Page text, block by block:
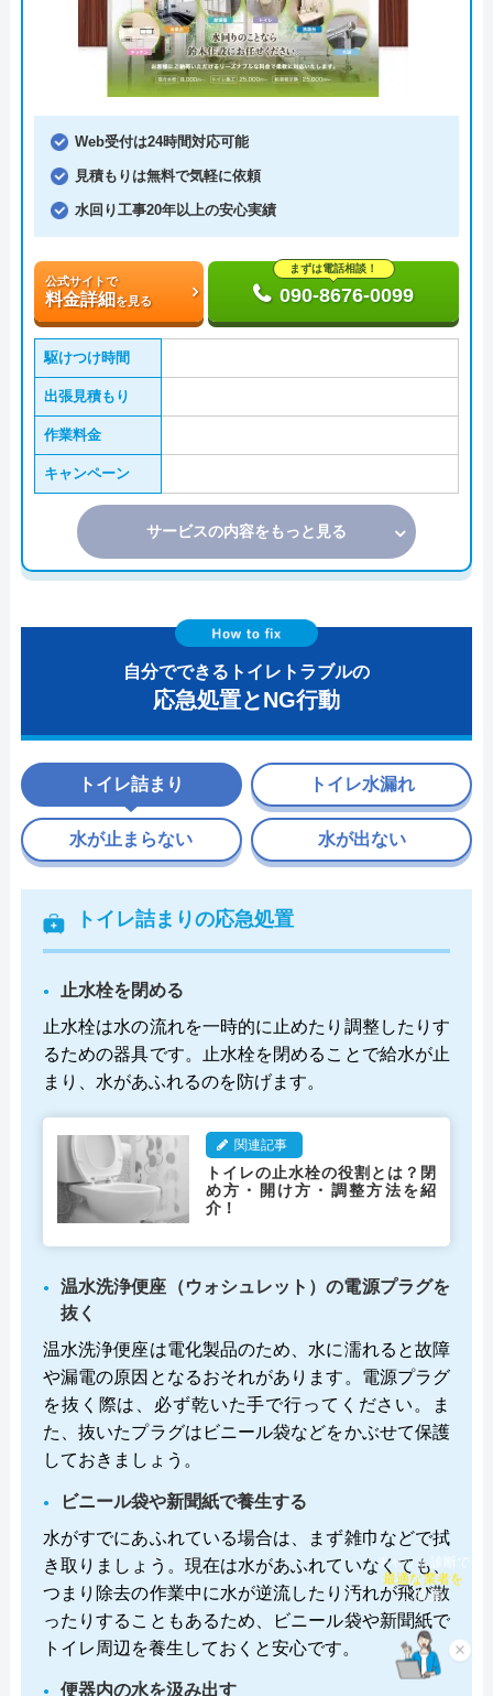
Web受付は24時間対応可能
見積もりは無料で気軽に依頼
水回り工事20年以上の安心実績
公式サイトで
料金詳細を見る
まずは電話相談！
090-8676-0099
駆けつけ時間
出張見積もり
作業料金
キャンペーン
サービスの内容をもっと見る
自分でできるトイレトラブルの
応急処置とNG行動
トイレ詰まり
トイレ詰まりの応急処置
止水栓を閉める
止水栓は水の流れを一時的に止めたり調整したりす
るための器具です。止水栓を閉めることで給水が止
まり、水があふれるのを防げます。
関連記事
トイレの止水栓の役割とは？閉
め方・開け方・調整方法を紹
介！
温水洗浄便座（ウォシュレット）の電源プラグを
抜く
温水洗浄便座は電化製品のため、水に濡れると故障
や漏電の原因となるおそれがあります。電源プラグ
を抜く際は、必ず乾いた手で行ってください。ま
た、抜いたプラグはビニール袋などをかぶせて保護
しておきましょう。
ビニール袋や新聞紙で養生する
水がすでにあふれている場合は、まず雑巾などで拭
き取りましょう。現在は水があふれていなくても、
つまり除去の作業中に水が逆流したり汚れが飛び散
ったりすることもあるため、ビニール袋や新聞紙で
トイレ周辺を養生しておくと安心です。
便器内の水を汲み出す
トイレ水漏れ
水が止まらない 水が出ない
×
チャット診断で
最適な業者を
ご提案